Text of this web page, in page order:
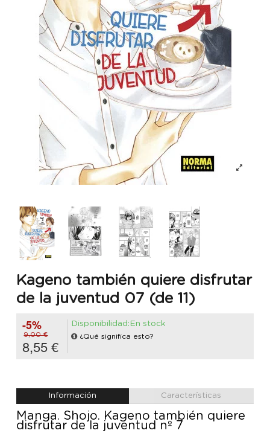
Kageno también quiere disfrutar
de la juventud 07 (de 11)
-5%
9,00 €
8,55 €
Disponibilidad:En stock
¿Qué significa esto?
Información Características
Manga. Shojo. Kageno también quiere
disfrutar de la juventud nº 7